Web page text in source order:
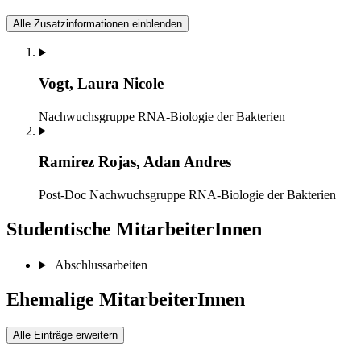
Alle Zusatzinformationen einblenden
Vogt, Laura Nicole
Nachwuchsgruppe RNA-Biologie der Bakterien
Ramirez Rojas, Adan Andres
Post-Doc Nachwuchsgruppe RNA-Biologie der Bakterien
Studentische MitarbeiterInnen
Abschlussarbeiten
Ehemalige MitarbeiterInnen
Alle Einträge erweitern